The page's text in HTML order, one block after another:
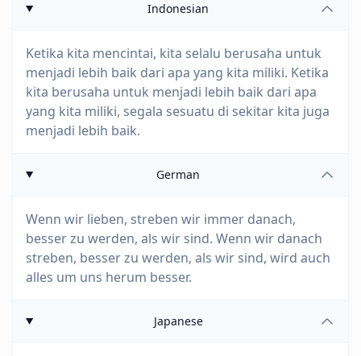
Indonesian
Ketika kita mencintai, kita selalu berusaha untuk
menjadi lebih baik dari apa yang kita miliki. Ketika
kita berusaha untuk menjadi lebih baik dari apa
yang kita miliki, segala sesuatu di sekitar kita juga
menjadi lebih baik.
German
Wenn wir lieben, streben wir immer danach,
besser zu werden, als wir sind. Wenn wir danach
streben, besser zu werden, als wir sind, wird auch
alles um uns herum besser.
Japanese